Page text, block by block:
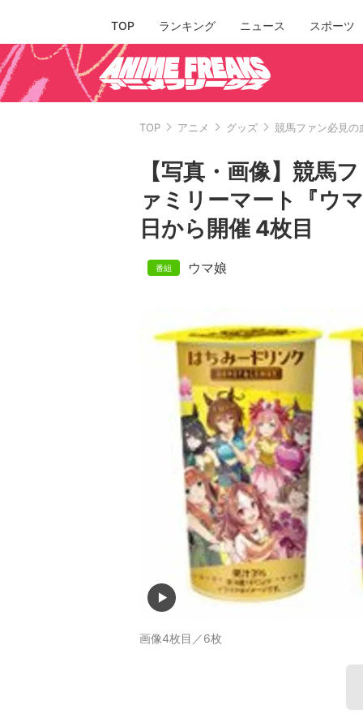
TOP ランキング ニュース スポーツ
TOP アニメ グッズ 競馬ファン必見の
【写真・画像】競馬
ァミリーマート『ウ
日から開催 4枚目
ウマ娘
画像4枚目／6枚